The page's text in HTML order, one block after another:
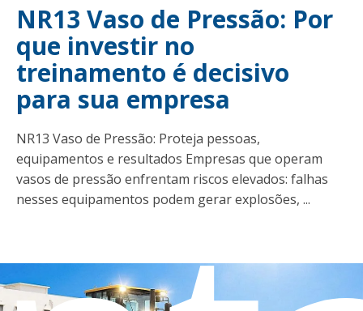
NR13 Vaso de Pressão: Por
que investir no
treinamento é decisivo
para sua empresa
NR13 Vaso de Pressão: Proteja pessoas,
equipamentos e resultados Empresas que operam
vasos de pressão enfrentam riscos elevados: falhas
nesses equipamentos podem gerar explosões, ...